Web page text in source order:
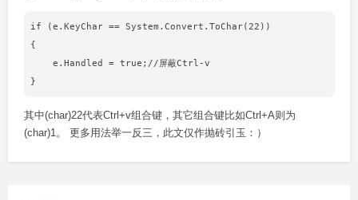
if (e.KeyChar == System.Convert.ToChar(22))
{
其中(char)22代表Ctrl+v组合键，其它组合键比如Ctrl+A则为
(char)1。 更多用法举一反三，此文仅作抛砖引玉：）